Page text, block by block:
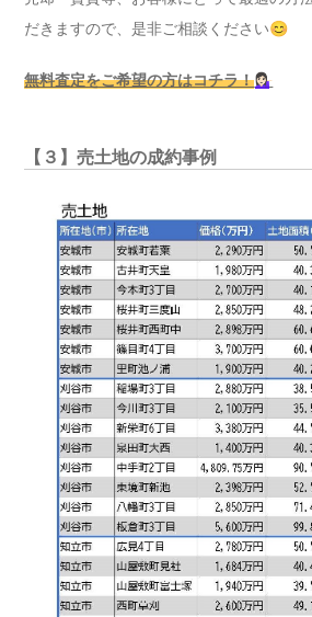
だきますので、是非ご相談ください😊
無料査定をご希望の方はコチラ！💁🏻‍♀️
【３】売土地の成約事例